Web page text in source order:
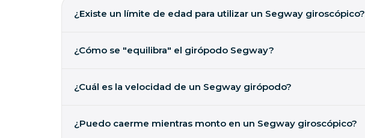
¿Existe un límite de edad para utilizar un Segway giroscópico?
¿Cómo se "equilibra" el girópodo Segway?
¿Cuál es la velocidad de un Segway girópodo?
¿Puedo caerme mientras monto en un Segway giroscópico?